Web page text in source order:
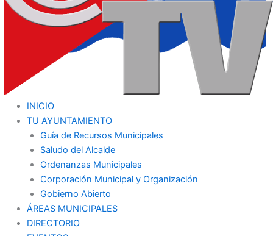
INICIO
TU AYUNTAMIENTO
Guía de Recursos Municipales
Saludo del Alcalde
Ordenanzas Municipales
Corporación Municipal y Organización
Gobierno Abierto
ÁREAS MUNICIPALES
DIRECTORIO